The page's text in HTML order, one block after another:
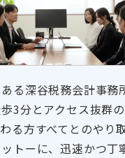
る深谷税務会計事務
3分とアクセス抜群
る方すべてとのやり
トーに、迅速かつ丁